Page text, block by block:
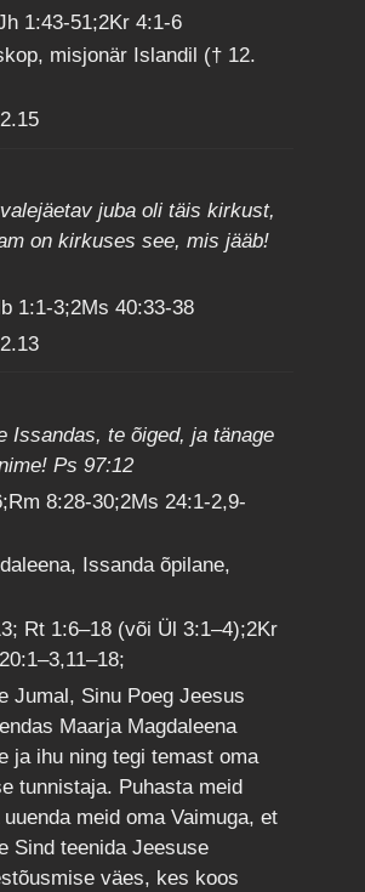
1:43-51;2Kr 4:1-6
misjonär Islandil († 12.
juba oli täis kirkust,
on kirkuses see, mis jääb!
1:1-3;2Ms 40:33-38
Issandas, te õiged, ja tänage
Ps 97:12
8:28-30;2Ms 24:1-2,9-
Issanda õpilane,
Rt 1:6–18 (või Ül 3:1–4);2Kr
Jumal, Sinu Poeg Jeesus
Maarja Magdaleena
ja ihu ning tegi temast oma
tunnistaja. Puhasta meid
meid oma Vaimuga, et
Sind teenida Jeesuse
väes, kes koos